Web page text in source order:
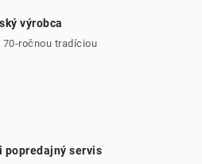
výrobca
ročnou tradíciou
popredajný servis